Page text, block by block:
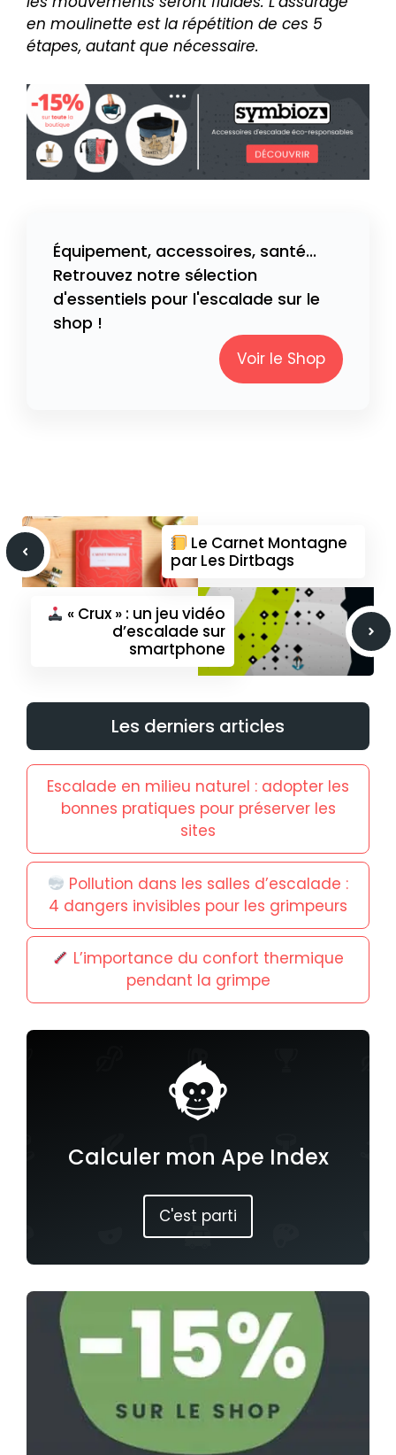
en moulinette est la répétition de ces 5
étapes, autant que nécessaire.
Équipement, accessoires, santé...
Retrouvez notre sélection
d'essentiels pour l'escalade sur le
shop !
Voir le Shop
Le Carnet Montagne
par Les Dirtbags
« Crux » : un jeu vidéo
d’escalade sur
smartphone
Les derniers articles
Escalade en milieu naturel : adopter les
bonnes pratiques pour préserver les
sites
Pollution dans les salles d’escalade :
4 dangers invisibles pour les grimpeurs
L’importance du confort thermique
pendant la grimpe
Calculer mon Ape Index
C'est parti